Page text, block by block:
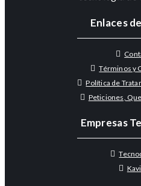
Enlaces
Términos y
Política de
Peticiones,
Empresas